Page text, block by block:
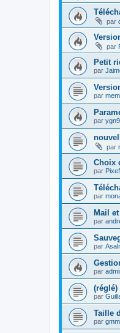
par
par
Petit
par
par
par
par
Choix
par Pixef
par
Mail
par
par
par
par
Taille
par